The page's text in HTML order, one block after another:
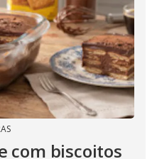
com biscoitos